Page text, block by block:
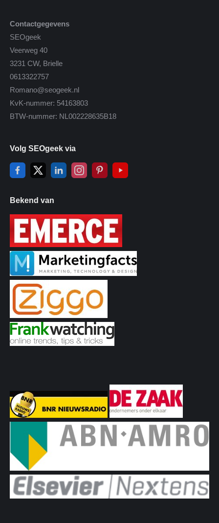
Contactgegevens
SEOgeek
Veerweg 40
3231 CW, Brielle
0613322757
Romano@seogeek.nl
KvK-nummer: 54163803
BTW-nummer: NL002228635B18
Volg SEOgeek via
Bekend van